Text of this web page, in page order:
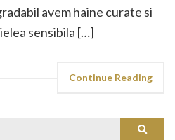
avem haine curate si
sensibila […]
Continue Reading
Search